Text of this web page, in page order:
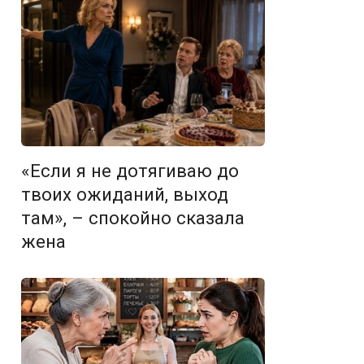
«Если я не дотягиваю до
твоих ожиданий, выход
там», – спокойно сказала
жена